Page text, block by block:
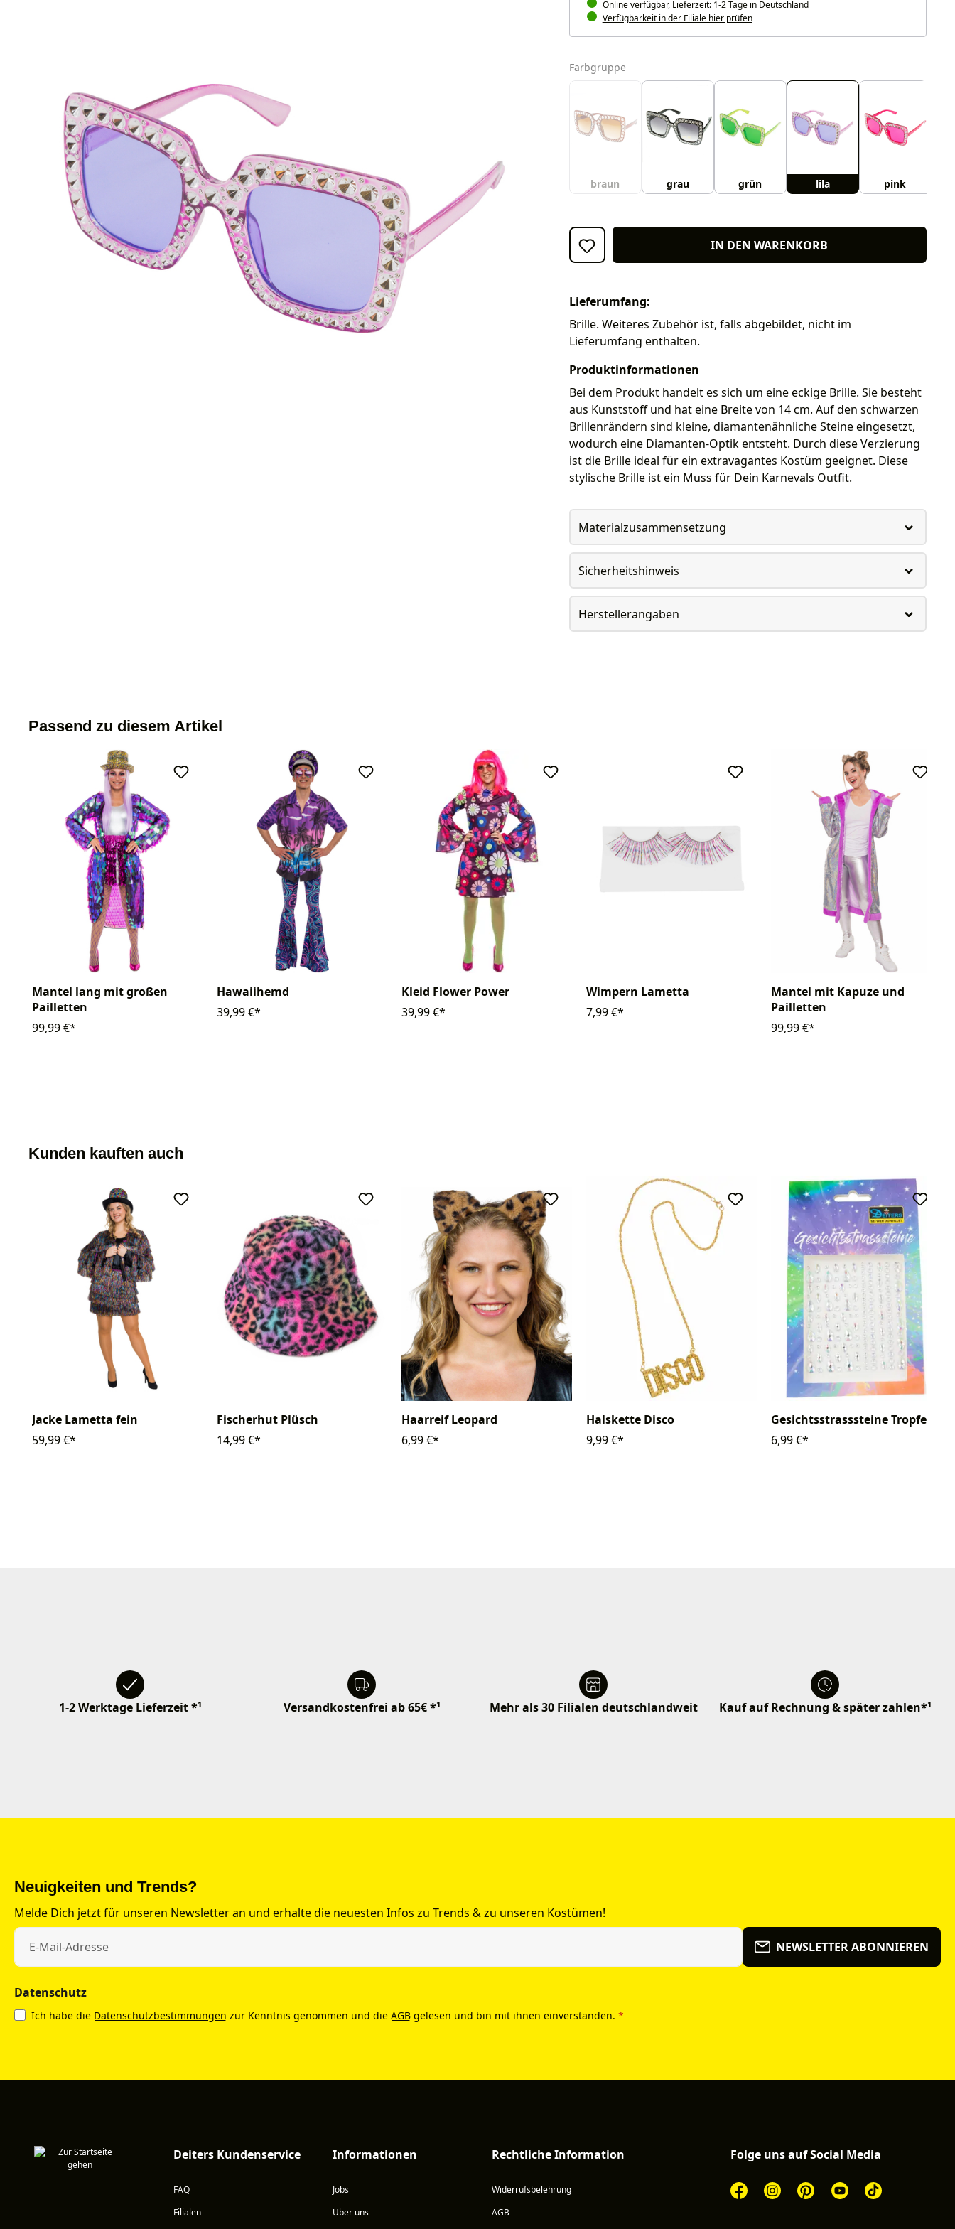
Online verfügbar, Lieferzeit:1-2 Tage in Deutschland
Verfügbarkeit in der Filiale hier prüfen
Farbgruppeauswählen
braun grau grün lila pink
IN DEN WARENKORB
Lieferumfang:
Brille. Weiteres Zubehör ist, falls abgebildet, nicht im
Lieferumfang enthalten.
Produktinformationen
Bei dem Produkt handelt es sich um eine eckige Brille. Sie besteht
aus Kunststoff und hat eine Breite von 14 cm. Auf den schwarzen
Brillenrändern sind kleine, diamantenähnliche Steine eingesetzt,
wodurch eine Diamanten-Optik entsteht. Durch diese Verzierung
ist die Brille ideal für ein extravagantes Kostüm geeignet. Diese
stylische Brille ist ein Muss für Dein Karnevals Outfit.
Materialzusammensetzung
Sicherheitshinweis
Herstellerangaben
Passend zu diesem Artikel
Mantel lang mit großen
Pailletten
99,99 €*
Hawaiihemd
39,99 €*
Kleid Flower Power
39,99 €*
Wimpern Lametta
7,99 €*
Mantel mit Kapuze und
Pailletten
99,99 €*
Kunden kauften auch
Jacke Lametta fein
59,99 €*
Fischerhut Plüsch
14,99 €*
Haarreif Leopard
6,99 €*
Halskette Disco
9,99 €*
Gesichtsstrasssteine Tropfen
6,99 €*
1-2 Werktage Lieferzeit *¹ Versandkostenfrei ab 65€ *¹ Mehr als 30 Filialen deutschlandweit Kauf auf Rechnung & später zahlen*¹
Neuigkeiten und Trends?
Melde Dich jetzt für unseren Newsletter an und erhalte die neuesten Infos zu Trends & zu unseren Kostümen!
NEWSLETTER ABONNIEREN
Datenschutz
Ich habe die Datenschutzbestimmungen zur Kenntnis genommen und die AGB gelesen und bin mit ihnen einverstanden. *
Deiters Kundenservice
FAQ
Filialen
Informationen
Jobs
Über uns
Rechtliche Information
Widerrufsbelehrung
AGB
Folge uns auf Social Media